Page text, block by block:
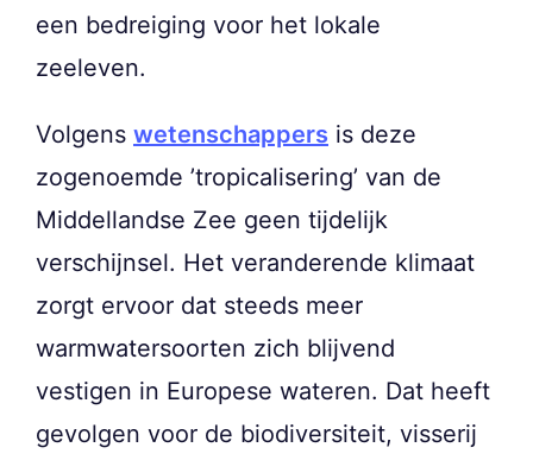
een bedreiging voor het lokale
zeeleven.
Volgens wetenschappers is deze
zogenoemde ’tropicalisering’ van de
Middellandse Zee geen tijdelijk
verschijnsel. Het veranderende klimaat
zorgt ervoor dat steeds meer
warmwatersoorten zich blijvend
vestigen in Europese wateren. Dat heeft
gevolgen voor de biodiversiteit, visserij